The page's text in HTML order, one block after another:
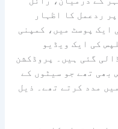
ردعمل کا اظہار
ایک پوسٹ میں، کمپنی
کی ایک ویڈیو
گئی ہیں۔ پروڈکشن
بھی تھے جو سیٹوں کے
مدد کرتے تھے۔ ذیل